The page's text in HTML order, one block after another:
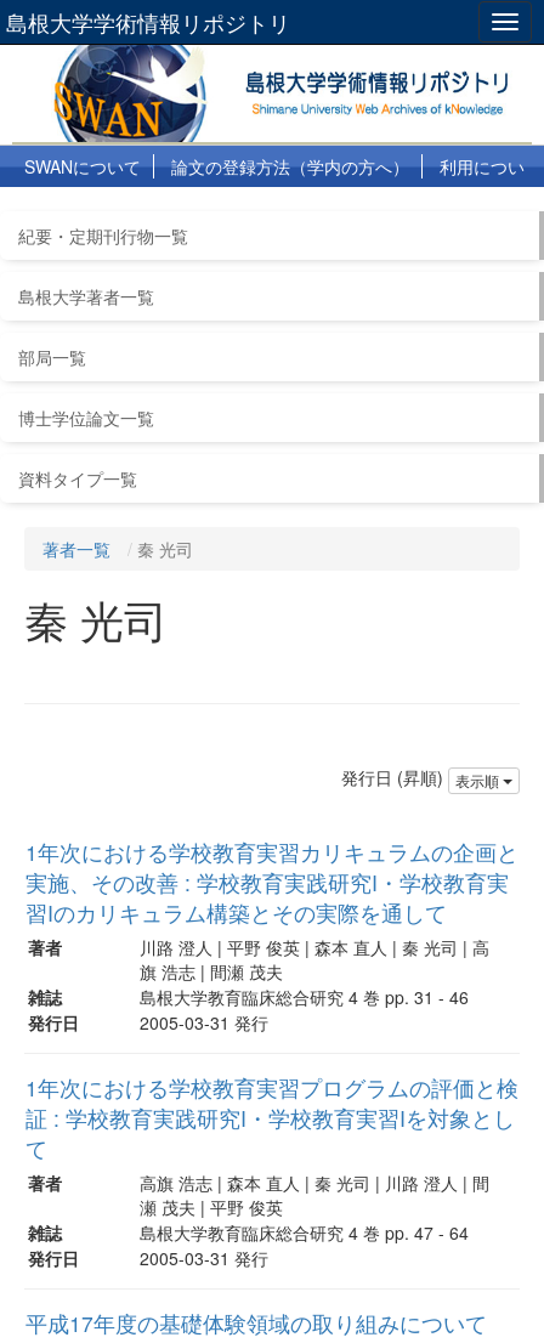
島根大学学術情報リポジトリ
SWANについて 論文の登録方法（学内の方へ）
利用につい
紀要・定期刊行物一覧
島根大学著者一覧
部局一覧
博士学位論文一覧
資料タイプ一覧
著者一覧 秦 光司
秦 光司
発行日 (昇順) 表示順
1年次における学校教育実習カリキュラムの企画と
実施、その改善 : 学校教育実践研究I・学校教育実
習Iのカリキュラム構築とその実際を通して
著者
川路 澄人 | 平野 俊英 | 森本 直人 | 秦 光司 | 高
旗 浩志 | 間瀬 茂夫
雑誌
島根大学教育臨床総合研究 4 巻 pp. 31 - 46
発行日
2005-03-31 発行
1年次における学校教育実習プログラムの評価と検
証 : 学校教育実践研究I・学校教育実習Iを対象とし
て
著者
高旗 浩志 | 森本 直人 | 秦 光司 | 川路 澄人 | 間
瀬 茂夫 | 平野 俊英
雑誌
島根大学教育臨床総合研究 4 巻 pp. 47 - 64
発行日
2005-03-31 発行
平成17年度の基礎体験領域の取り組みについて